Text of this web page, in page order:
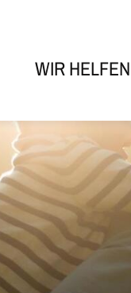
WIR HELFEN